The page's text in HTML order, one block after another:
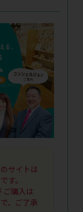
サイトは
す。
ご購入は
、ご了承